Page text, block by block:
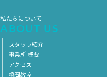
私たちについて
ABOUT US
スタッフ紹介
事業所 概要
アクセス
橋岡教室